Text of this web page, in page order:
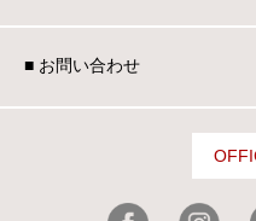
■ お問い合わせ